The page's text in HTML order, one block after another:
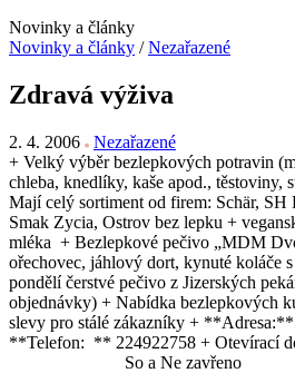
Novinky a články
Novinky a články / Nezařazené
Zdravá výživa
2. 4. 2006
Nezařazené
+ Velký výběr bezlepkových potravin
chleba, knedlíky, kaše apod., těstoviny,
Mají celý sortiment od firem: Schär, SH
Smak Zycia, Ostrov bez lepku +
mléka + Bezlepkové pečivo „MDM
ořechovec, jáhlový dort, kynuté koláče
pondělí čerstvé pečivo z Jizerských
objednávky) + Nabídka bezlepkových
slevy pro stálé zákazníky +
**Telefon: ** 224922758 + Otevírací
So a Ne zavřeno